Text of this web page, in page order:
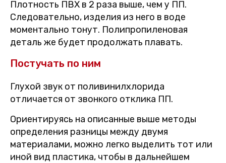
Плотность ПВХ в 2 раза выше, чем у ПП.
Следовательно, изделия из него в воде
моментально тонут. Полипропиленовая
деталь же будет продолжать плавать.
Постучать по ним
Глухой звук от поливинилхлорида
отличается от звонкого отклика ПП.
Ориентируясь на описанные выше методы
определения разницы между двумя
материалами, можно легко выделить тот или
иной вид пластика, чтобы в дальнейшем